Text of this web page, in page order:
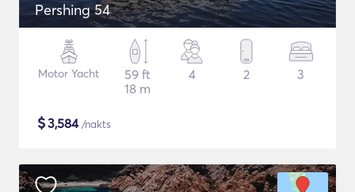
Pershing 54
Motor Yacht
59 ft
18 m
4 2 3
$3,584/nakts